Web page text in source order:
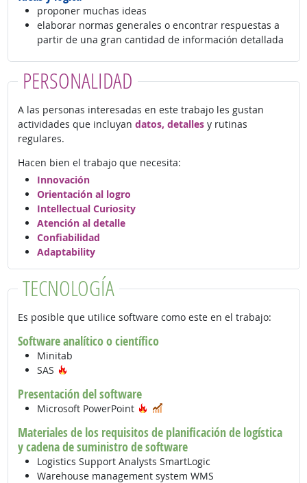
proponer muchas ideas
elaborar normas generales o encontrar respuestas a
partir de una gran cantidad de información detallada
PERSONALIDAD
A las personas interesadas en este trabajo les gustan
actividades que incluyan datos, detallesy rutinas
regulares.
Hacen bien el trabajo que necesita:
Innovación
Orientación al logro
Intellectual Curiosity
Atención al detalle
Confiabilidad
Adaptability
TECNOLOGÍA
Es posible que utilice software como este en el trabajo:
Software analítico o científico
Minitab
SAS
Presentación del software
Microsoft PowerPoint Tecnología de moda
Materiales de los requisitos de planificación de logística
y cadena de suministro de software
Logistics Support Analysts SmartLogic
Warehouse management system WMS